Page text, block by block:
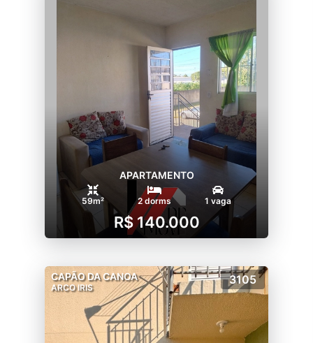
APARTAMENTO
59m² 2 dorms 1 vaga
R$ 140.000
CAPÃO DA CANOA
ARCO IRIS
3105